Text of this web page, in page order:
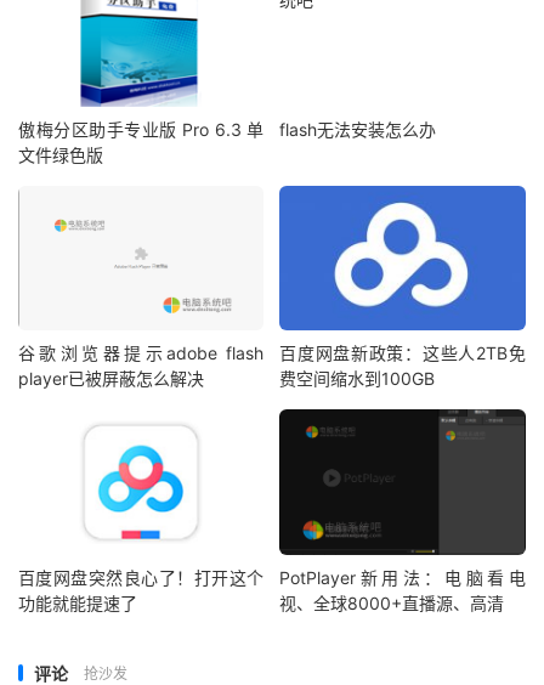
傲梅分区助手专业版 Pro 6.3 单
文件绿色版
flash无法安装怎么办
谷歌浏览器提示adobe flash
player已被屏蔽怎么解决
百度网盘新政策：这些人2TB免
费空间缩水到100GB
百度网盘突然良心了！打开这个
功能就能提速了
PotPlayer新用法：电脑看电
视、全球8000+直播源、高清
评论 抢沙发